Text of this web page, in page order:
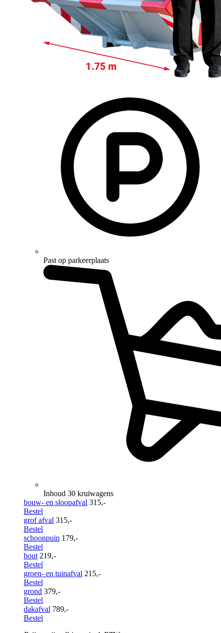
Past op parkeerplaats
Inhoud 30 kruiwagens
bouw- en sloopafval 315,-
Bestel
grof afval 315,-
Bestel
schoonpuin 179,-
Bestel
hout 219,-
Bestel
groen- en tuinafval 215,-
Bestel
grond 379,-
Bestel
dakafval 789,-
Bestel